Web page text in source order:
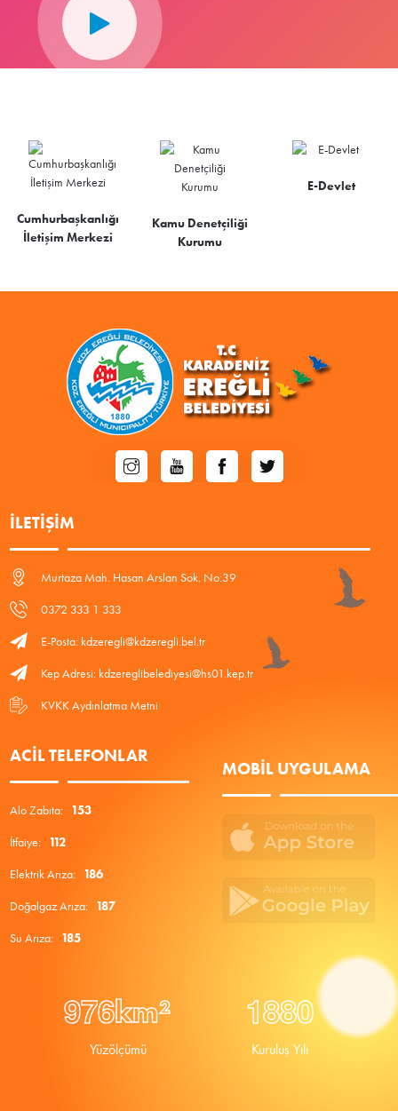
Cumhurbaşkanlığı
İletişim Merkezi
Kamu Denetçiliği
Kurumu
E-Devlet
İLETIŞIM
Murtaza Mah. Hasan Arslan Sok. No:39
0372 333 1 333
E-Posta: kdzeregli@kdzeregli.bel.tr
Kep Adresi: kdzereglibelediyesi@hs01.kep.tr
KVKK Aydınlatma Metni
ACIL TELEFONLAR
Alo Zabıta: 153
İtfaiye: 112
Elektrik Arıza: 186
Doğalgaz Arıza: 187
Su Arıza: 185
MOBIL UYGULAMA
976km²
Yüzölçümü
1880
Kuruluş Yılı